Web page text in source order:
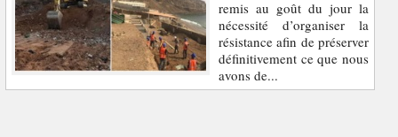
remis au goût du jour la
nécessité d’organiser la
résistance afin de préserver
définitivement ce que nous
avons de...